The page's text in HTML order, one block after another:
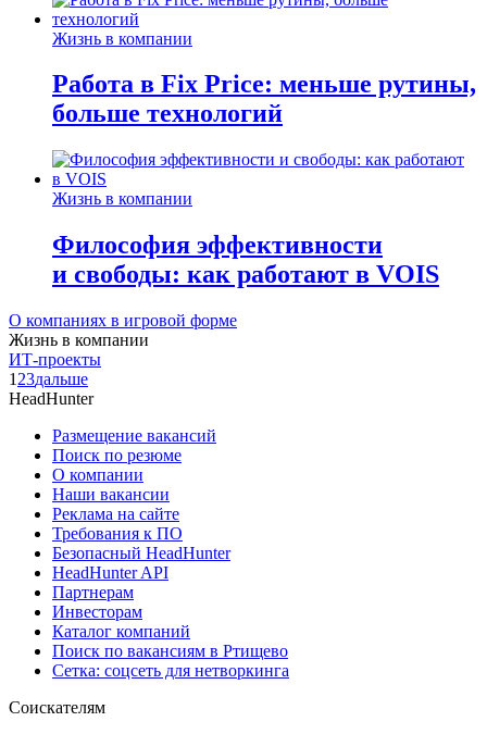
Жизнь в компании
Работа в Fix Price: меньше рутины,
больше технологий
Жизнь в компании
Философия эффективности
и свободы: как работают в VOIS
О компаниях в игровой форме
Жизнь в компании
ИТ-проекты
1 23дальше
HeadHunter
Размещение вакансий
Поиск по резюме
О компании
Наши вакансии
Реклама на сайте
Требования к ПО
Безопасный HeadHunter
HeadHunter API
Партнерам
Инвесторам
Каталог компаний
Поиск по вакансиям в Ртищево
Сетка: соцсеть для нетворкинга
Соискателям